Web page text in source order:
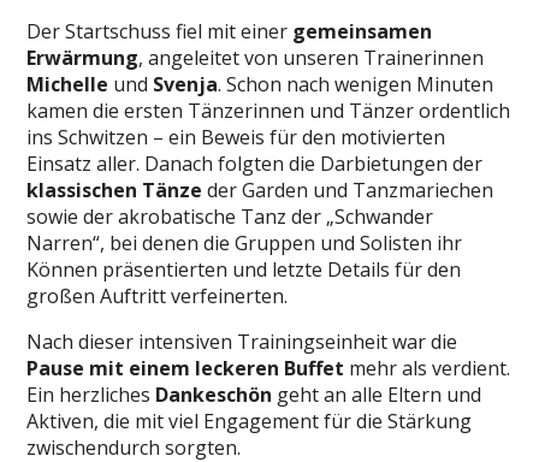
Der Startschuss fiel mit einer gemeinsamen
Erwärmung, angeleitet von unseren Trainerinnen
Michelle und Svenja. Schon nach wenigen Minuten
kamen die ersten Tänzerinnen und Tänzer ordentlich
ins Schwitzen – ein Beweis für den motivierten
Einsatz aller. Danach folgten die Darbietungen der
klassischen Tänze der Garden und Tanzmariechen
sowie der akrobatische Tanz der „Schwander
Narren“, bei denen die Gruppen und Solisten ihr
Können präsentierten und letzte Details für den
großen Auftritt verfeinerten.
Nach dieser intensiven Trainingseinheit war die
Pause mit einem leckeren Buffet mehr als verdient.
Ein herzliches Dankeschön geht an alle Eltern und
Aktiven, die mit viel Engagement für die Stärkung
zwischendurch sorgten.